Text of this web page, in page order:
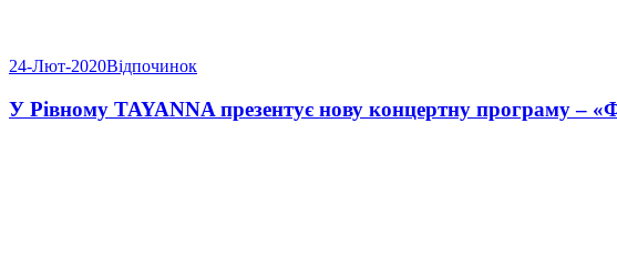
24-Лют-2020Відпочинок
У Рівному TAYANNA презентує нову концертну програму –